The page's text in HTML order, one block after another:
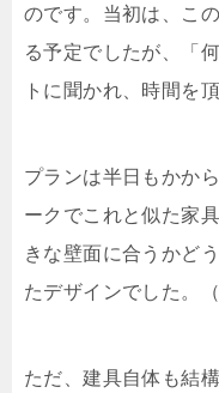
のです。当初は、こ
る予定でしたが、「
トに聞かれ、時間を
プランは半日もかか
ークでこれと似た家
きな壁面に合うかど
たデザインでした。
ただ、建具自体も結